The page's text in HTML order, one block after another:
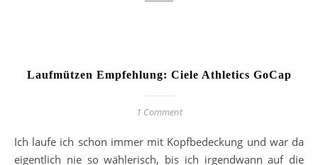
Laufmützen Empfehlung: Ciele Athletics GoCap
1 Comment
Ich laufe ich schon immer mit Kopfbedeckung und war da
eigentlich nie so wählerisch, bis ich irgendwann auf die